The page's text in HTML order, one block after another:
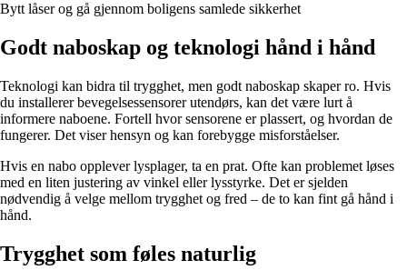
Bytt låser og gå gjennom boligens samlede sikkerhet
Godt naboskap og teknologi hånd i hånd
Teknologi kan bidra til trygghet, men godt naboskap skaper ro. Hvis
du installerer bevegelsessensorer utendørs, kan det være lurt å
informere naboene. Fortell hvor sensorene er plassert, og hvordan de
fungerer. Det viser hensyn og kan forebygge misforståelser.
Hvis en nabo opplever lysplager, ta en prat. Ofte kan problemet løses
med en liten justering av vinkel eller lysstyrke. Det er sjelden
nødvendig å velge mellom trygghet og fred – de to kan fint gå hånd i
hånd.
Trygghet som føles naturlig